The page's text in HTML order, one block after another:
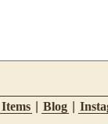
Items Blog